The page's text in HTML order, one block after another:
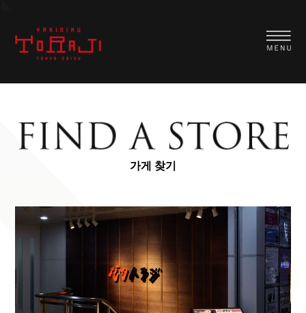
가게 찾기